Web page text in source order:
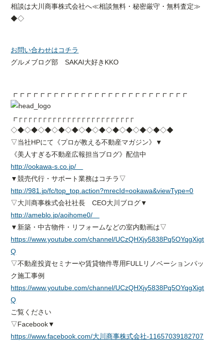
相談は大川商事株式会社へ≪相談無料・秘密厳守・無料査定≫
◆◇
お問い合わせはコチラ
グルメブログ部 SAKAI大好きKKO
┏┏┏┏┏┏┏┏┏┏┏┏┏┏┏┏┏┏┏┏┏┏┏┏┏┏
┏┌┌┌┌┌┌┌┌┌┌┌┌┌┌┌┌┌┌┌┌┌┌┌┌
◇◆◇◆◇◆◇◆◇◆◇◆◇◆◇◆◇◆◇◆◇◆◇◆
▽当社HPにて《プロが教える不動産マガジン》▼
《美人すぎる不動産広報担当ブログ》配信中
http://ookawa-s.co.jp/
▼競売代行・サポート業務はコチラ▽
http://981.jp/fc/top_top.action?mrecId=ookawa&viewType=0
▽大川商事株式会社社長 CEO大川ブログ▼
http://ameblo.jp/aoihome0/
▼新築・中古物件・リフォームなどの室内動画は▽
https://www.youtube.com/channel/UCzQHXjy5838Pq5OYqgXigt
Q
▽不動産投資セミナーや賃貸物件専用FULLリノベーションパッ
ク施工事例
https://www.youtube.com/channel/UCzQHXjy5838Pq5OYqgXigt
Q
ご覧ください
▽Facebook▼
https://www.facebook.com/大川商事株式会社-11657039182707